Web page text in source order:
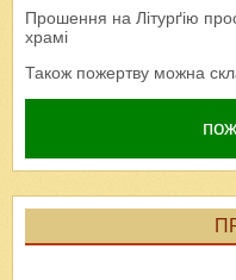
Прошення на Літурґію
храмі
Також пожертву можна